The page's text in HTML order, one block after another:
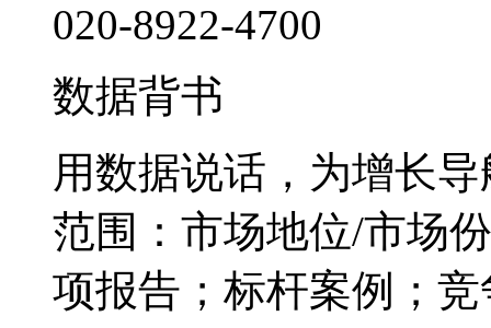
020-8922-4700
数据背书
用数据说话，为增长导
范围：市场地位/市场
项报告；标杆案例；